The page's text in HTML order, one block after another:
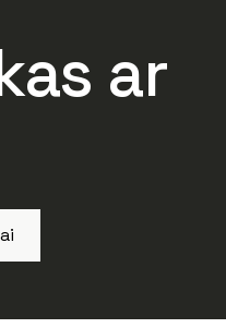
ar